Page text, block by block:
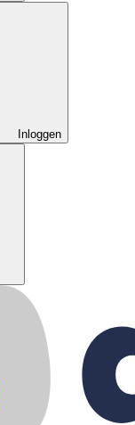
Inloggen